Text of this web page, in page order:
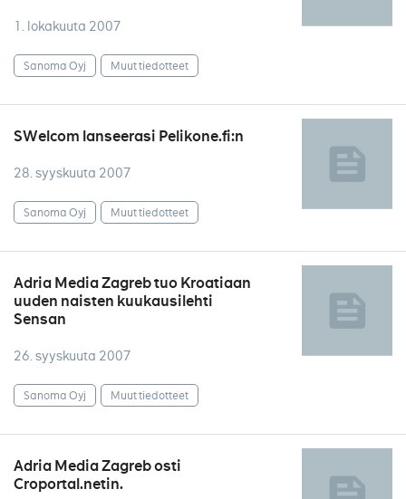
1. lokakuuta 2007
Sanoma Oyj Muut tiedotteet
SWelcom lanseerasi Pelikone.fi:n
28. syyskuuta 2007
Sanoma Oyj Muut tiedotteet
Adria Media Zagreb tuo Kroatiaan
uuden naisten kuukausilehti
Sensan
26. syyskuuta 2007
Sanoma Oyj Muut tiedotteet
Adria Media Zagreb osti
Croportal.netin.